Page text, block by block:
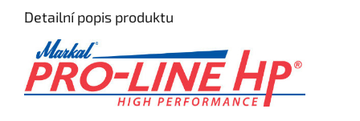
Detailní popis produktu